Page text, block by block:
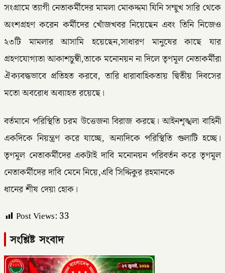
সংগ্রামে ত্যাগী নেতাকর্মীদের মামলা মোকদ্দমা যিনি সম্মুখ সারি থেকে
অংশগ্রহণ করেন কর্মীদের খোঁজখবর নিয়েছেন এবং তিনি নিজেও
২৩টি মামলার আসামি হয়েছেন,সাধারণ মানুষের কাছে যার
গ্রহণযোগ্যতা আকাশচুম্বী,তাকে মনোনয়ন না দিলে তৃণমূল নেতাকর্মীরা
ঐক্যবদ্ধভাবে প্রতিহত করবে, তারি ধারাবাহিকতায় দ্বিতীয় দিবসের
মতো অবরোধ অব্যাহত রয়েছে।
বর্তমানে পরিস্থিতি চরম উত্তেজনা বিরাজ করছে। আইনশৃঙ্খলা বাহিনী
একদিকে নিয়ন্ত্রণ করে যাচ্ছে, অন্যদিকে পরিস্থিতি গুলাটি হচ্ছে।
তৃণমূল নেতাকর্মীদের একটাই দাবি মনোনয়ন পরিবর্তন করে তৃণমূল
নেতাকর্মীদের দাবি মেনে নিয়ে,এবি সিদ্দিকুর রহমানকে
ধানের শীষ দেয়া হোক।
Post Views: 33
সংশ্লিষ্ট সংবাদ